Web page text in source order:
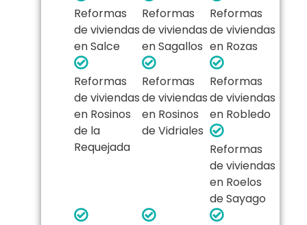
Reformas
de viviendas
en Salce
Reformas
de viviendas
en Sagallos
Reformas
de viviendas
en Rozas
Reformas
de viviendas
en Rosinos
de la
Requejada
Reformas
de viviendas
en Rosinos
de Vidriales
Reformas
de viviendas
en Robledo
Reformas
de viviendas
en Roelos
de Sayago